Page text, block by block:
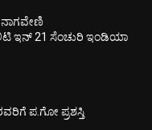
ನಾಗವೇಣಿ
ಇನ್ 21 ಸೆಂಚುರಿ ಇಂಡಿಯಾ
ಪ.ಗೋ ಪ್ರಶಸ್ತಿ